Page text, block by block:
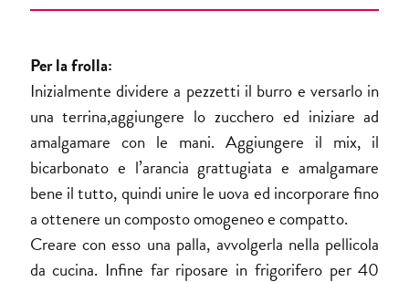
Per la frolla:
Inizialmente dividere a pezzetti il burro e versarlo in
una terrina,aggiungere lo zucchero ed iniziare ad
amalgamare con le mani. Aggiungere il mix, il
bicarbonato e l’arancia grattugiata e amalgamare
bene il tutto, quindi unire le uova ed incorporare fino
a ottenere un composto omogeneo e compatto.
Creare con esso una palla, avvolgerla nella pellicola
da cucina. Infine far riposare in frigorifero per 40